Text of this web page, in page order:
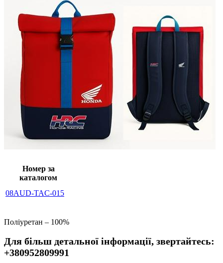
Номер за
каталогом
08AUD-TAC-015
Поліуретан – 100%
Для більш детальної інформації, звертайтесь:
+380952809991